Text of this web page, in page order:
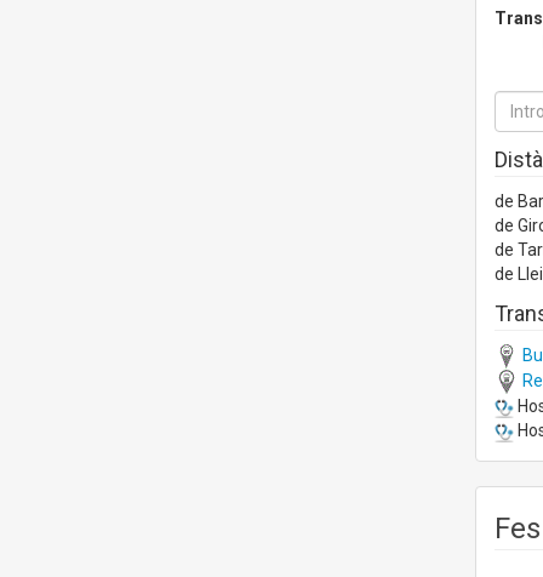
de
de
de
de